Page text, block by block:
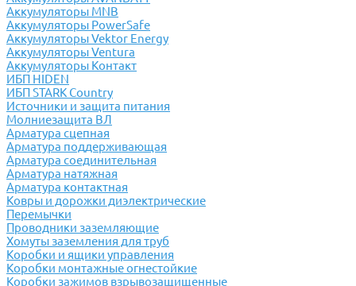
Аккумуляторы MNB
Аккумуляторы PowerSafe
Аккумуляторы Vektor Energy
Аккумуляторы Ventura
Аккумуляторы Контакт
ИБП HIDEN
ИБП STARK Country
Источники и защита питания
Молниезащита ВЛ
Арматура сцепная
Арматура поддерживающая
Арматура соединительная
Арматура натяжная
Арматура контактная
Ковры и дорожки диэлектрические
Перемычки
Проводники заземляющие
Хомуты заземления для труб
Коробки и ящики управления
Коробки монтажные огнестойкие
Коробки зажимов взрывозащищенные